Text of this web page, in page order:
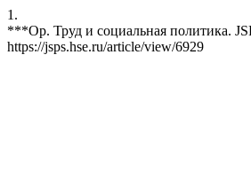
1.
***Ор. Труд и социальная политика.
https://jsps.hse.ru/article/view/6929